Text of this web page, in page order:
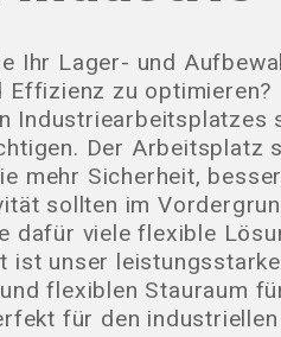
Ihr Lager- und
Effizienz zu
Industriearbeitsplatzes
Der Arbeitsplatz
mehr Sicherheit,
sollten im
dafür viele flexible
ist unser
flexiblen Stauraum
für den